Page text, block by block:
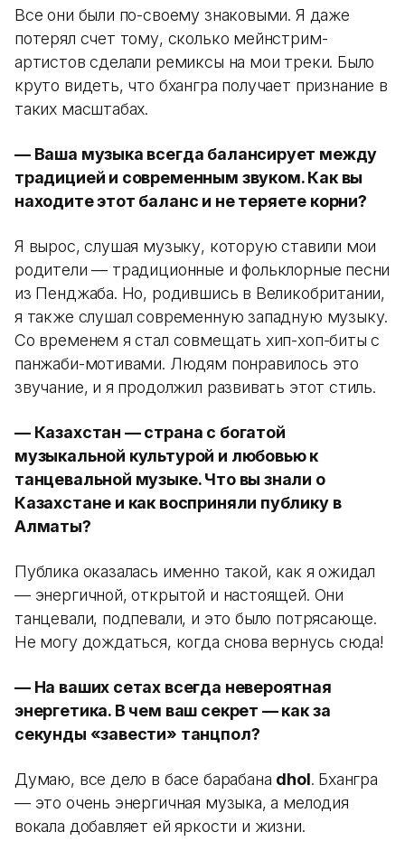
Все они были по-своему знаковыми. Я даже
потерял счет тому, сколько мейнстрим-
артистов сделали ремиксы на мои треки. Было
круто видеть, что бхангра получает признание в
таких масштабах.
— Ваша музыка всегда балансирует между
традицией и современным звуком. Как вы
находите этот баланс и не теряете корни?
Я вырос, слушая музыку, которую ставили мои
родители — традиционные и фольклорные песни
из Пенджаба. Но, родившись в Великобритании,
я также слушал современную западную музыку.
Со временем я стал совмещать хип-хоп-биты с
панжаби-мотивами. Людям понравилось это
звучание, и я продолжил развивать этот стиль.
— Казахстан — страна с богатой
музыкальной культурой и любовью к
танцевальной музыке. Что вы знали о
Казахстане и как восприняли публику в
Алматы?
Публика оказалась именно такой, как я ожидал
— энергичной, открытой и настоящей. Они
танцевали, подпевали, и это было потрясающе.
Не могу дождаться, когда снова вернусь сюда!
— На ваших сетах всегда невероятная
энергетика. В чем ваш секрет — как за
секунды «завести» танцпол?
Думаю, все дело в басе барабана dhol. Бхангра
— это очень энергичная музыка, а мелодия
вокала добавляет ей яркости и жизни.